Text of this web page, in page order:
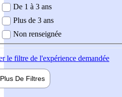
De 1 à 3 ans
Plus de 3 ans
Non renseignée
le filtre de l'expérience demandée
Plus De Filtres